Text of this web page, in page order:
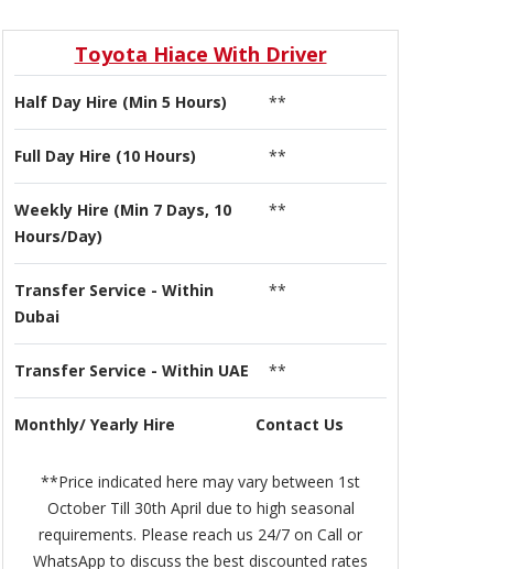
Toyota Hiace With Driver
Half Day Hire (Min 5 Hours) **
Full Day Hire (10 Hours) **
Weekly Hire (Min 7 Days, 10
Hours/Day)
**
Transfer Service - Within
Dubai
**
Transfer Service - Within UAE **
Monthly/ Yearly Hire Contact Us
**Price indicated here may vary between 1st
October Till 30th April due to high seasonal
requirements. Please reach us 24/7 on Call or
WhatsApp to discuss the best discounted rates